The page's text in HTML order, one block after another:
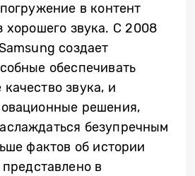
в контент
хорошего звука. С 2008
создает
обеспечивать
звука, и
решения,
безупречным
фактов об истории
в